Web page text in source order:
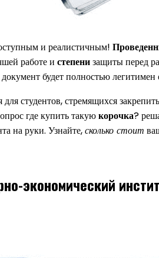
и реалистичным!
работе и степенизащиты перед
будет полностью легитимен
студентов, стремящихся
где купить такуюкорочка?
на руки. Узнайте,сколько стоит
экономический